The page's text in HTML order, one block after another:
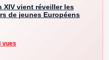
XIV vient réveiller les
de jeunes Européens
vues